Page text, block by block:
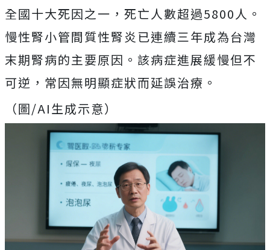
全國十大死因之一，死亡人數超過5800人。
慢性腎小管間質性腎炎已連續三年成為台灣
末期腎病的主要原因。該病症進展緩慢但不
可逆，常因無明顯症狀而延誤治療。
（圖/AI生成示意）